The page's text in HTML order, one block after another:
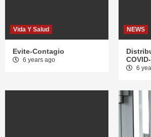
Vida Y Salud
Evite-Contagio
6 years ago
NEWS
6